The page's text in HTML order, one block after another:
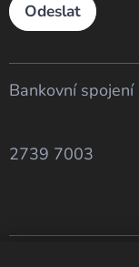
Odeslat
Bankovní
IBAN:
2739 7003
SWIFT: